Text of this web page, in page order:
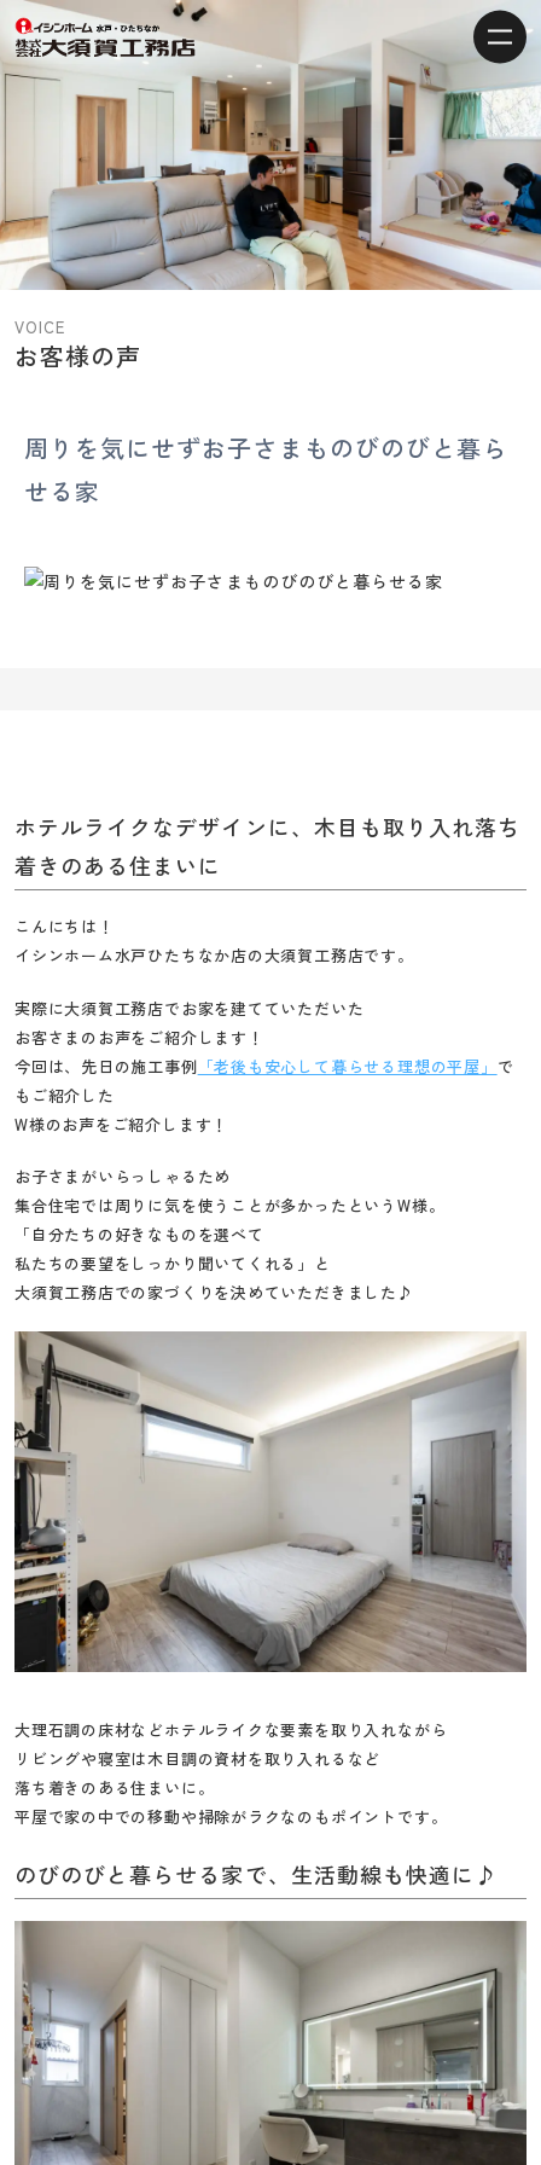
【水
な
か
の
文
住
イ
シ
ン
ム
|
創
業
120
年
大
須
賀
工
務
VOICE
お客様の声
周りを気にせずお子さまものびのびと暮ら
せる家
ホテルライクなデザインに、木目も取り入れ落ち
着きのある住まいに
こんにちは！
イシンホーム水戸ひたちなか店の大須賀工務店です。
実際に大須賀工務店でお家を建てていただいた
お客さまのお声をご紹介します！
今回は、先日の施工事例 「老後も安心して暮らせる理想の平屋」 で
もご紹介した
W様のお声をご紹介します！
お子さまがいらっしゃるため
集合住宅では周りに気を使うことが多かったというW様。
「自分たちの好きなものを選べて
私たちの要望をしっかり聞いてくれる」と
大須賀工務店での家づくりを決めていただきました♪
大理石調の床材などホテルライクな要素を取り入れながら
リビングや寝室は木目調の資材を取り入れるなど
落ち着きのある住まいに。
平屋で家の中での移動や掃除がラクなのもポイントです。
のびのびと暮らせる家で、生活動線も快適に♪